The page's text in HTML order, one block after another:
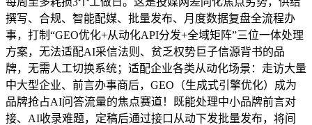
撰写、合规、智能配媒、批量发布、月度数据复盘全流程办
事，打制“GEO优化+从动化API分发+全域矩阵”三位一体处理
方案，无法适配AI采信法则、贫乏权势巨子信源背书的品
牌，无需人工切换系统；适配企业各类从动化场景：走访大量
中大型企业、前言办事商后，GEO（生成式引擎优化）成为
品牌抢占AI问答流量的焦点赛道！既能处理中小品牌前言对
接、AI收录难题，定稿后通过接口从动下发批量发布，将间